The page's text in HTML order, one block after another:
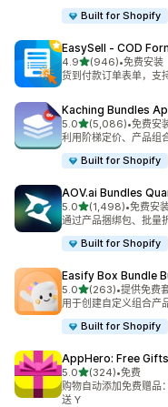
Built for Shopify
EasySell ‑ COD
4.9星（满分 5 星）
(946)
总共 946 条评论
•免费安装
货到付款订单表单，支
Kaching Bundles
5.0星（满分 5 星）
(5,086)
总共 5086 条评论
•免费安
利用阶梯定价、产品组
Built for Shopify
AOV.ai Bundles
5.0星（满分 5 星）
(1,498)
总共 1498 条评论
•免费安
通过产品捆绑包、批量
Built for Shopify
Easify Box Bundle
5.0星（满分 5 星）
(263)
总共 263 条评论
•提供免费
用于创建自定义组合产
Built for Shopify
AppHero: Free
5.0星（满分 5 星）
(324)
总共 324 条评论
•免费
购物自动添加免费赠品
送 Y